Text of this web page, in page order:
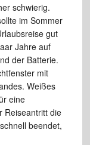
schwierig.
im Sommer
gut
Jahre auf
der Batterie.
mit
Weißes
eine
Reiseantritt die
beendet,